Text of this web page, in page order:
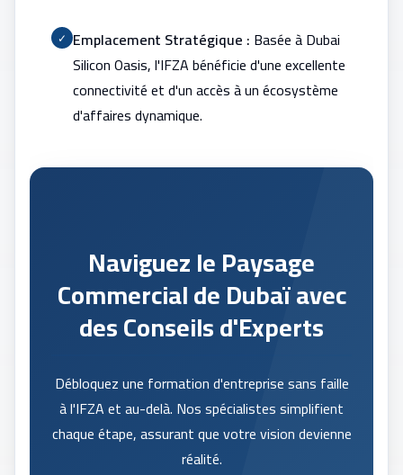
✓ Emplacement Stratégique : Basée à Dubai
Silicon Oasis, l'IFZA bénéficie d'une excellente
connectivité et d'un accès à un écosystème
d'affaires dynamique.
Naviguez le Paysage
Commercial de Dubaï avec
des Conseils d'Experts
Débloquez une formation d'entreprise sans faille
à l'IFZA et au-delà. Nos spécialistes simplifient
chaque étape, assurant que votre vision devienne
réalité.